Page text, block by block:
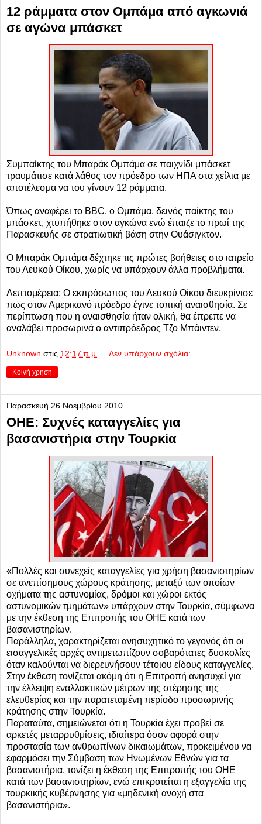
12 ράμματα στον Ομπάμα από αγκωνιά
σε αγώνα μπάσκετ
Συμπαίκτης του Μπαράκ Ομπάμα σε παιχνίδι μπάσκετ
τραυμάτισε κατά λάθος τον πρόεδρο των ΗΠΑ στα χείλια με
αποτέλεσμα να του γίνουν 12 ράμματα.
Όπως αναφέρει το BBC, o Ομπάμα, δεινός παίκτης του
μπάσκετ, χτυπήθηκε στον αγκώνα ενώ έπαιζε το πρωί της
Παρασκευής σε στρατιωτική βάση στην Ουάσιγκτον.
Ο Μπαράκ Ομπάμα δέχτηκε τις πρώτες βοήθειες στο ιατρείο
του Λευκού Οίκου, χωρίς να υπάρχουν άλλα προβλήματα.
Λεπτομέρεια: Ο εκπρόσωπος του Λευκού Οίκου διευκρίνισε
πως στον Αμερικανό πρόεδρο έγινε τοπική αναισθησία. Σε
περίπτωση που η αναισθησία ήταν ολική, θα έπρεπε να
αναλάβει προσωρινά ο αντιπρόεδρος Τζο Μπάιντεν.
Unknown στις 12:17 π.μ. Δεν υπάρχουν σχόλια:
Κοινή χρήση
Παρασκευή 26 Νοεμβρίου 2010
ΟΗΕ: Συχνές καταγγελίες για
βασανιστήρια στην Τουρκία
«Πολλές και συνεχείς καταγγελίες για χρήση βασανιστηρίων
σε ανεπίσημους χώρους κράτησης, μεταξύ των οποίων
οχήματα της αστυνομίας, δρόμοι και χώροι εκτός
αστυνομικών τμημάτων» υπάρχουν στην Τουρκία, σύμφωνα
με την έκθεση της Επιτροπής του ΟΗΕ κατά των
βασανιστηρίων.
Παράλληλα, χαρακτηρίζεται ανησυχητικό το γεγονός ότι οι
εισαγγελικές αρχές αντιμετωπίζουν σοβαρότατες δυσκολίες
όταν καλούνται να διερευνήσουν τέτοιου είδους καταγγελίες.
Στην έκθεση τονίζεται ακόμη ότι η Επιτροπή ανησυχεί για
την έλλειψη εναλλακτικών μέτρων της στέρησης της
ελευθερίας και την παρατεταμένη περίοδο προσωρινής
κράτησης στην Τουρκία.
Παραταύτα, σημειώνεται ότι η Τουρκία έχει προβεί σε
αρκετές μεταρρυθμίσεις, ιδιαίτερα όσον αφορά στην
προστασία των ανθρωπίνων δικαιωμάτων, προκειμένου να
εφαρμόσει την Σύμβαση των Ηνωμένων Εθνών για τα
βασανιστήρια, τονίζει η έκθεση της Επιτροπής του ΟΗΕ
κατά των βασανιστηρίων, ενώ επικροτείται η εξαγγελία της
τουρκικής κυβέρνησης για «μηδενική ανοχή στα
βασανιστήρια».